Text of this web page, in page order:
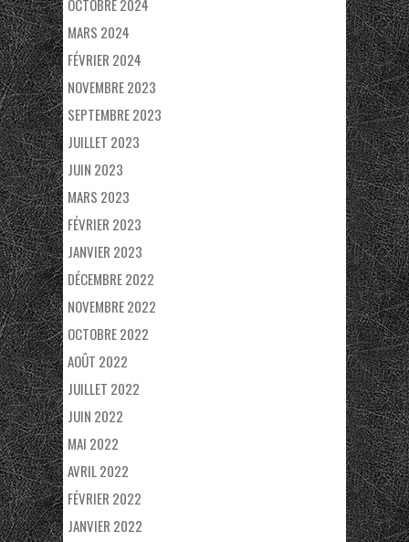
OCTOBRE 2024
MARS 2024
FÉVRIER 2024
NOVEMBRE 2023
SEPTEMBRE 2023
JUILLET 2023
JUIN 2023
MARS 2023
FÉVRIER 2023
JANVIER 2023
DÉCEMBRE 2022
NOVEMBRE 2022
OCTOBRE 2022
AOÛT 2022
JUILLET 2022
JUIN 2022
MAI 2022
AVRIL 2022
FÉVRIER 2022
JANVIER 2022